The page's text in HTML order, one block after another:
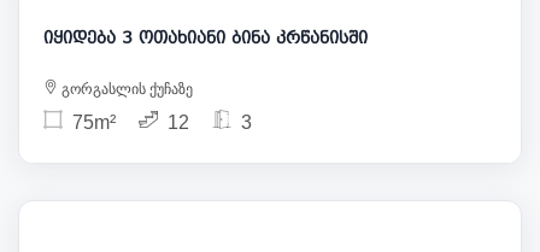
იყიდება 3 ოთახიანი ბინა კრწანისში
გორგასლის ქუჩაზე
75m² 12 3
165 000